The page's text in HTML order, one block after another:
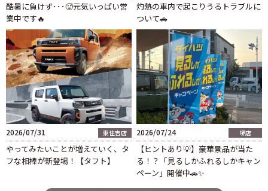
酷暑に負けず･･･🥵元気いっぱい営
業中です🔥
灼熱の車内で起こりうるトラブルに
ついて🚗
2026/07/31 東住吉店
やってみたいことが増えていく、タ
フな相棒が新登場！【タフト】
2026/07/24 堺店
【ヒントあり💡】豪華景品が当た
る！？「見るしかふれるしかキャン
ペーン」開催中🚗✨